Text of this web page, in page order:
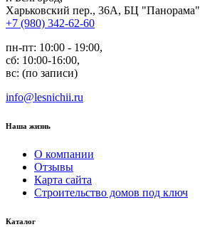
Харьковский пер., 36А, БЦ "Панорама"
+7 (980) 342-62-60
пн-пт: 10:00 - 19:00,
сб: 10:00-16:00,
вс: (по записи)
info@lesnichii.ru
Наша жизнь
О компании
Отзывы
Карта сайта
Строительство домов под ключ
Каталог